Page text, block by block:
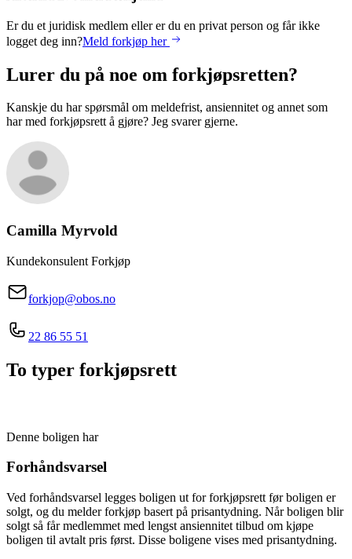
Er du et juridisk medlem eller er du en privat person og får ikke
logget deg inn?Meld forkjøp her
Lurer du på noe om forkjøpsretten?
Kanskje du har spørsmål om meldefrist, ansiennitet og annet som
har med forkjøpsrett å gjøre? Jeg svarer gjerne.
Camilla Myrvold
Kundekonsulent Forkjøp
forkjop@obos.no
22 86 55 51
To typer forkjøpsrett
Denne boligen har
Forhåndsvarsel
Ved forhåndsvarsel legges boligen ut for forkjøpsrett før boligen er
solgt, og du melder forkjøp basert på prisantydning. Når boligen blir
solgt så får medlemmet med lengst ansiennitet tilbud om kjøpe
boligen til avtalt pris først. Disse boligene vises med prisantydning.